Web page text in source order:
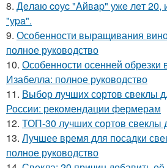
8. Дeлaю coуc "Aйвap" ужe лeт 20,
"уpa".
9. Особенности выращивания
полное руководство
10. Особенности осенней обрезки
Изабелла: полное руководство
11. Выбор лучших сортов свеклы
России: рекомендации фермерам
12. ТОП-30 лучших сортов свеклы
13. Лучшее время для посадки
полное руководство